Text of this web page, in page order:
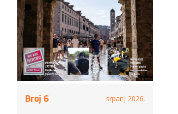
Broj 6 srpanj 2026.